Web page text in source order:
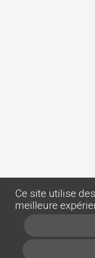
Ce site utilise
meilleure